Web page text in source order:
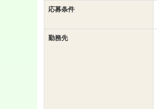
応募条件
勤務先